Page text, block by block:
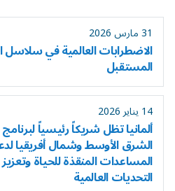
31 مارس 2026
الاضطرابات العالمية في سلاسل
المستقبل
14 يناير 2026
ألمانيا تظل شريكاً رئيسياً
الشرق الأوسط وشمال أفريقيا
المساعدات المنقذة للحياة
التحديات العالمية